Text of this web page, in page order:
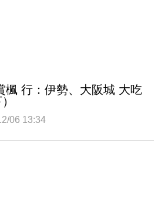
楓 行：伊勢、大阪城 大吃
06 13:34